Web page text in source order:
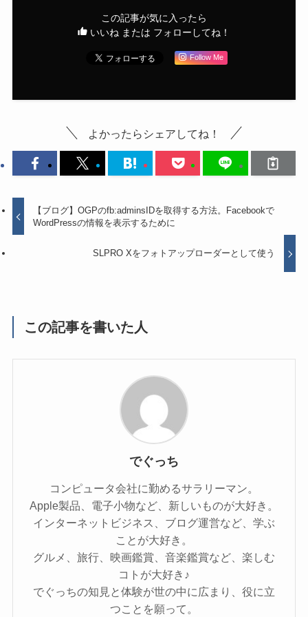
この記事が気に入ったら
いいね または フォローしてね！
Follow Me
よかったらシェアしてね！
【ブログ】OGPのfb:adminsIDを取得する方法。Facebookで
WordPressの情報を表示するために
SLPRO Xをフォトアップローダーとして使う
この記事を書いた人
でぐっち
コンピュータ会社に勤めるサラリーマン。
Apple製品、電子小物など、新しいものが大好き。
インターネットビジネス、ブログ運営など、学ぶ
ことが大好き。
グルメ、旅行、映画鑑賞、音楽鑑賞など、楽しむ
コトが大好き♪
でぐっちの知見と体験が世の中に広まり、役に立
つことを願って。